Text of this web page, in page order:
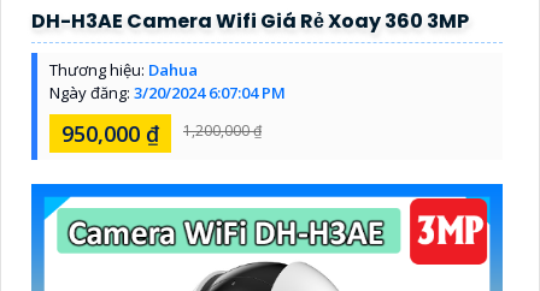
DH-H3AE Camera Wifi Giá Rẻ Xoay 360 3MP
Thương hiệu: Dahua
Ngày đăng: 3/20/2024 6:07:04 PM
950,000 ₫ 1,200,000 ₫